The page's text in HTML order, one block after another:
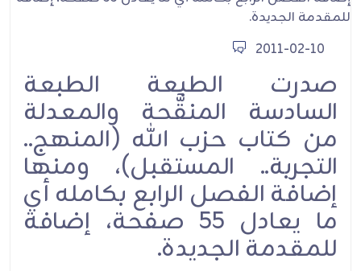
2011-02-10
صدرت الطبعة الطبعة
السادسة المنقَّحة والمعدلة
من كتاب حزب الله (المنهج..
التجربة.. المستقبل)، ومنها
إضافة الفصل الرابع بكامله أي
ما يعادل 55 صفحة، إضافة
للمقدمة الجديدة.